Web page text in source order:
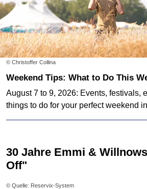
© Christoffer Collina
Weekend Tips: What to Do This
August 7 to 9, 2026: Events, festivals,
things to do for your perfect weekend
30 Jahre Emmi & Willnowsky "Das Best
Off"
© Quelle: Reservix-System